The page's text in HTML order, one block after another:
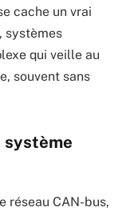
cache un vrai
systèmes
qui veille au
souvent sans
système
réseau CAN-bus,